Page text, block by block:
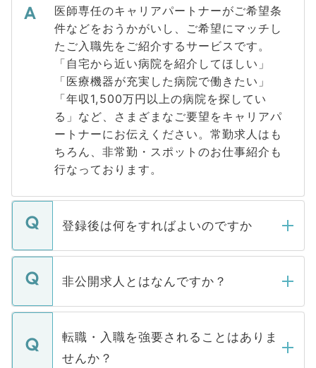
医師専任のキャリアパートナーがご希望条
件などをおうかがいし、ご希望にマッチし
たご入職先をご紹介するサービスです。
「自宅から近い病院を紹介してほしい」
「医療機器が充実した病院で働きたい」
「年収1,500万円以上の病院を探してい
る」など、さまざまなご要望をキャリアパ
ートナーにお伝えください。常勤求人はも
ちろん、非常勤・スポットのお仕事紹介も
行なっております。
登録後は何をすればよいのですか
ご登録いただきましたら、弊社担当者がご
登録内容を確認し、その後メールもしくは
ます。通常、5営業日以内にはご連絡をせて
いただきますので、しばらくお待ちくださ
非公開求人とはなんですか？
マイナビDOCTORで取り扱っている求人の
うち約3割は、Webサイトからご覧いただ
けない「非公開求人」です。非公開求人は
転職・入職を強要されることはありま
せんか？